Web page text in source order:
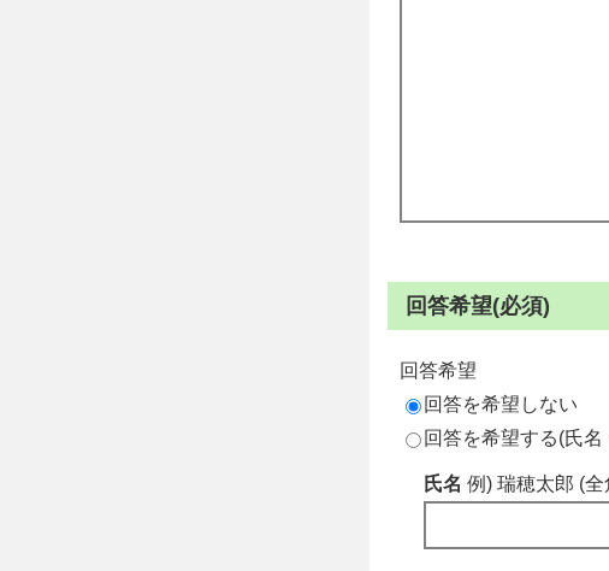
回答希望(必須)
回答希望
回答を希望しない
回答を希望する(氏
氏名 例) 瑞穂太郎 (